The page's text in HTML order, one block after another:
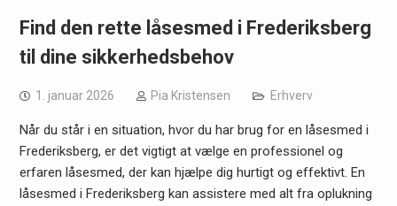
Find den rette låsesmed i Frederiksberg
til dine sikkerhedsbehov
1. januar 2026 Pia Kristensen Erhverv
Når du står i en situation, hvor du har brug for en låsesmed i
Frederiksberg, er det vigtigt at vælge en professionel og
erfaren låsesmed, der kan hjælpe dig hurtigt og effektivt. En
låsesmed i Frederiksberg kan assistere med alt fra oplukning